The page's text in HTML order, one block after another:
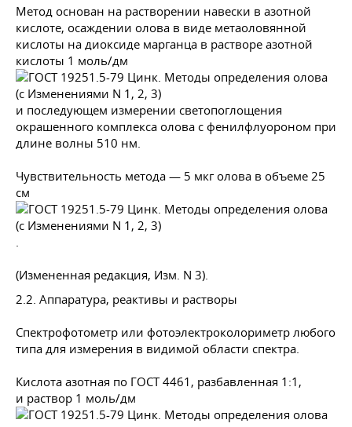
Метод основан на растворении навески в азотной
кислоте, осаждении олова в виде метаоловянной
кислоты на диоксиде марганца в растворе азотной
кислоты 1 моль/дм
и последующем измерении светопоглощения
окрашенного комплекса олова с фенилфлуороном при
длине волны 510 нм.
Чувствительность метода — 5 мкг олова в объеме 25
см
.
(Измененная редакция, Изм. N 3).
2.2. Аппаратура, реактивы и растворы
Спектрофотометр или фотоэлектроколориметр любого
типа для измерения в видимой области спектра.
Кислота азотная по ГОСТ 4461 , разбавленная 1:1,
и раствор 1 моль/дм